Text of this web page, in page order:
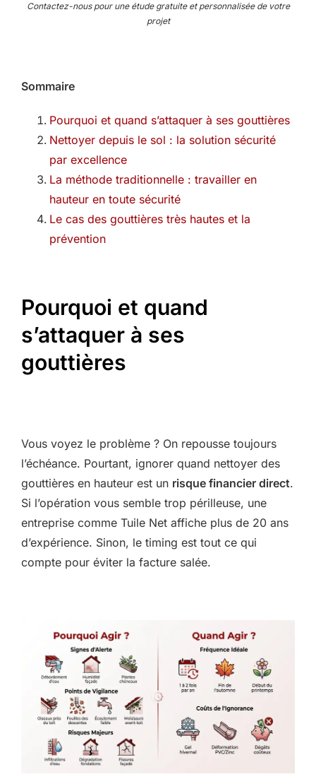
Contactez-nous pour une étude gratuite et personnalisée de votre
projet
Sommaire
Pourquoi et quand s’attaquer à ses gouttières
Nettoyer depuis le sol : la solution sécurité
par excellence
La méthode traditionnelle : travailler en
hauteur en toute sécurité
Le cas des gouttières très hautes et la
prévention
Pourquoi et quand
s’attaquer à ses
gouttières
Vous voyez le problème ? On repousse toujours
l’échéance. Pourtant, ignorer quand nettoyer des
gouttières en hauteur est un risque financier direct.
Si l’opération vous semble trop périlleuse, une
entreprise comme Tuile Net affiche plus de 20 ans
d’expérience. Sinon, le timing est tout ce qui
compte pour éviter la facture salée.